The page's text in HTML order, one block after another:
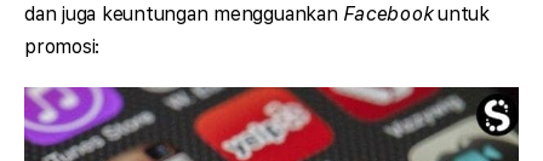
dan juga keuntungan mengguankan Facebookuntuk
promosi: